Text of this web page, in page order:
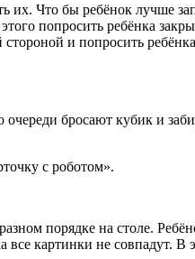
их. Что бы ребёнок лучше
попросить ребёнка
и попросить
бросают кубик и
с роботом».
порядке на столе.
все картинки не совпадут. В